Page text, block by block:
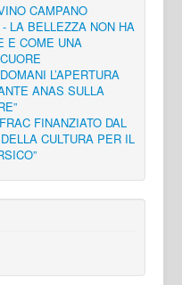
CAMPANO
LA BELLEZZA NON HA
E COME UNA
L’APERTURA
ANAS SULLA
FINANZIATO DAL
CULTURA PER IL